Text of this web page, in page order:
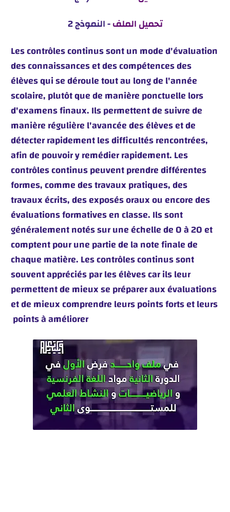
تحميل الملف- النموذج 2
Les contrôles continus sont un mode d'évaluation
des connaissances et des compétences des
élèves qui se déroule tout au long de l'année
scolaire, plutôt que de manière ponctuelle lors
d'examens finaux. Ils permettent de suivre de
manière régulière l'avancée des élèves et de
détecter rapidement les difficultés rencontrées,
afin de pouvoir y remédier rapidement. Les
contrôles continus peuvent prendre différentes
formes, comme des travaux pratiques, des
travaux écrits, des exposés oraux ou encore des
évaluations formatives en classe. Ils sont
généralement notés sur une échelle de 0 à 20 et
comptent pour une partie de la note finale de
chaque matière. Les contrôles continus sont
souvent appréciés par les élèves car ils leur
permettent de mieux se préparer aux évaluations
et de mieux comprendre leurs points forts et leurs
points à améliorer